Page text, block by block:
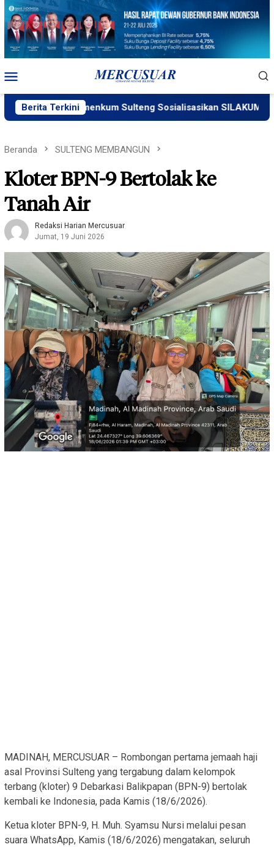
Loncat
konten
Mobile
Berita Terkini
Kemenkum Sulteng Sosialisasikan SILAKUM
Beranda SULTENG MEMBANGUN
Kloter BPN-9 Bertolak ke
Tanah Air
Redaksi Harian Mercusuar
Jumat, 19 Juni 2026
MADINAH, MERCUSUAR – Rombongan pertama jemaah haji
asal Provinsi Sulteng yang tergabung dalam kelompok
terbang (kloter) 9 Debarkasi Balikpapan (BPN-9) bertolak
kembali ke Indonesia, pada Kamis (18/6/2026).
Ketua kloter BPN-9, H. Muh. Syamsu Nursi melalui pesan
suara WhatsApp, Kamis (18/6/2026) mengatakan, seluruh